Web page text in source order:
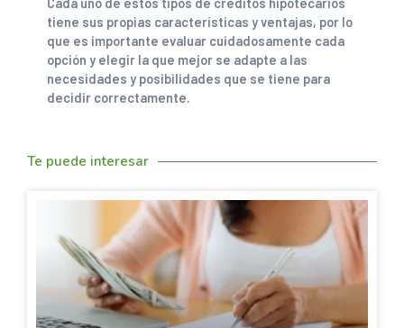
tiene sus propias características y ventajas, por lo
que es importante evaluar cuidadosamente cada
opción y elegir la que mejor se adapte a las
necesidades y posibilidades que se tiene para
decidir correctamente.
Te puede interesar
SACANDO CUENTAS